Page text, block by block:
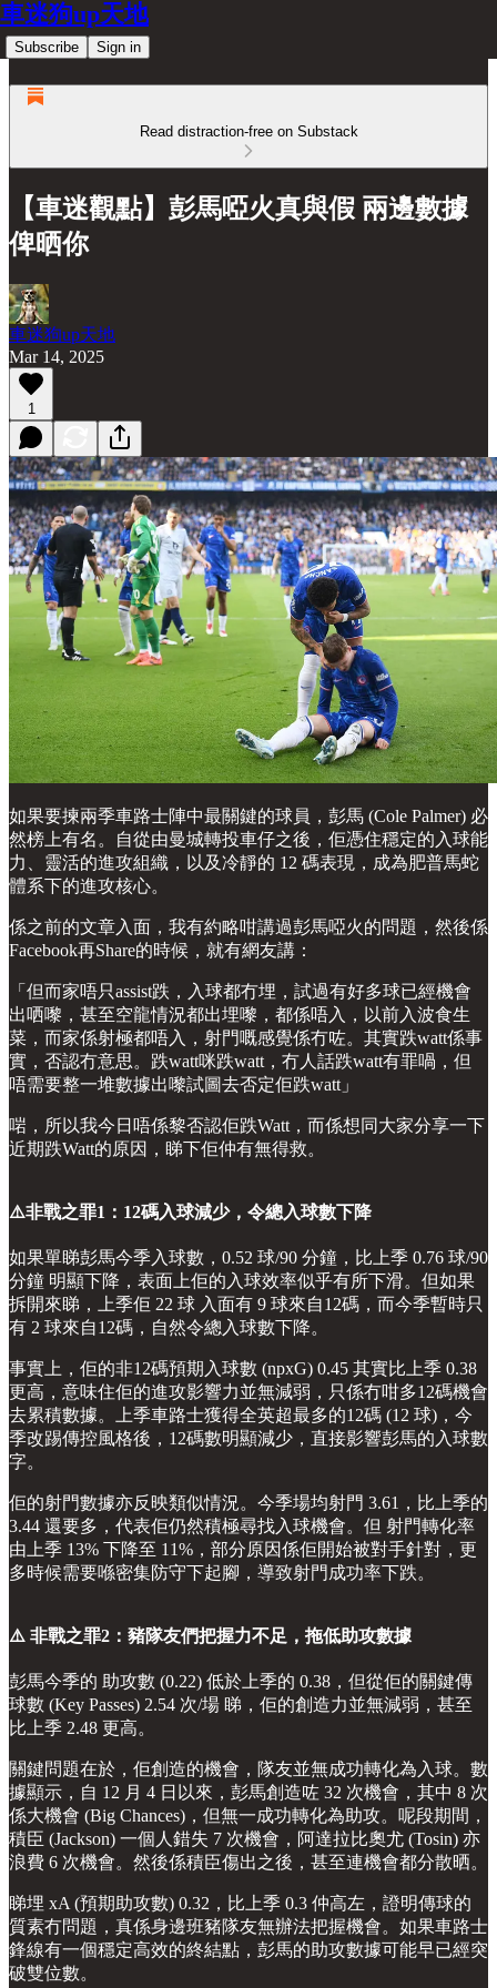
車迷狗up天地
Subscribe Sign in
Read distraction-free on Substack
【車迷觀點】彭馬啞火真與假 兩邊數據
俾晒你
車迷狗up天地
Mar 14, 2025
1
如果要揀兩季車路士陣中最關鍵的球員，彭馬 (Cole Palmer) 必
然榜上有名。自從由曼城轉投車仔之後，佢憑住穩定的入球能
力、靈活的進攻組織，以及冷靜的 12 碼表現，成為肥普馬蛇
體系下的進攻核心。
係之前的文章入面，我有約略咁講過彭馬啞火的問題，然後係
Facebook再Share的時候，就有網友講：
「但而家唔只assist跌，入球都冇埋，試過有好多球已經機會
出哂嚟，甚至空龍情況都出埋嚟，都係唔入，以前入波食生
菜，而家係射極都唔入，射門嘅感覺係冇咗。其實跌watt係事
實，否認冇意思。跌watt咪跌watt，冇人話跌watt有罪喎，但
唔需要整一堆數據出嚟試圖去否定佢跌watt」
啱，所以我今日唔係黎否認佢跌Watt，而係想同大家分享一下
近期跌Watt的原因，睇下佢仲有無得救。
⚠️非戰之罪1：12碼入球減少，令總入球數下降
如果單睇彭馬今季入球數，0.52 球/90 分鐘，比上季 0.76 球/90
分鐘 明顯下降，表面上佢的入球效率似乎有所下滑。但如果
拆開來睇，上季佢 22 球 入面有 9 球來自12碼，而今季暫時只
有 2 球來自12碼，自然令總入球數下降。
事實上，佢的非12碼預期入球數 (npxG) 0.45 其實比上季 0.38
更高，意味住佢的進攻影響力並無減弱，只係冇咁多12碼機會
去累積數據。上季車路士獲得全英超最多的12碼 (12 球)，今
季改踢傳控風格後，12碼數明顯減少，直接影響彭馬的入球數
字。
佢的射門數據亦反映類似情況。今季場均射門 3.61，比上季的
3.44 還要多，代表佢仍然積極尋找入球機會。但 射門轉化率
由上季 13% 下降至 11%，部分原因係佢開始被對手針對，更
多時候需要喺密集防守下起腳，導致射門成功率下跌。
⚠️ 非戰之罪2：豬隊友們把握力不足，拖低助攻數據
彭馬今季的 助攻數 (0.22) 低於上季的 0.38，但從佢的關鍵傳
球數 (Key Passes) 2.54 次/場 睇，佢的創造力並無減弱，甚至
比上季 2.48 更高。
關鍵問題在於，佢創造的機會，隊友並無成功轉化為入球。數
據顯示，自 12 月 4 日以來，彭馬創造咗 32 次機會，其中 8 次
係大機會 (Big Chances)，但無一成功轉化為助攻。呢段期間，
積臣 (Jackson) 一個人錯失 7 次機會，阿達拉比奧尤 (Tosin) 亦
浪費 6 次機會。然後係積臣傷出之後，甚至連機會都分散晒。
睇埋 xA (預期助攻數) 0.32，比上季 0.3 仲高左，證明傳球的
質素冇問題，真係身邊班豬隊友無辦法把握機會。如果車路士
鋒線有一個穩定高效的終結點，彭馬的助攻數據可能早已經突
破雙位數。